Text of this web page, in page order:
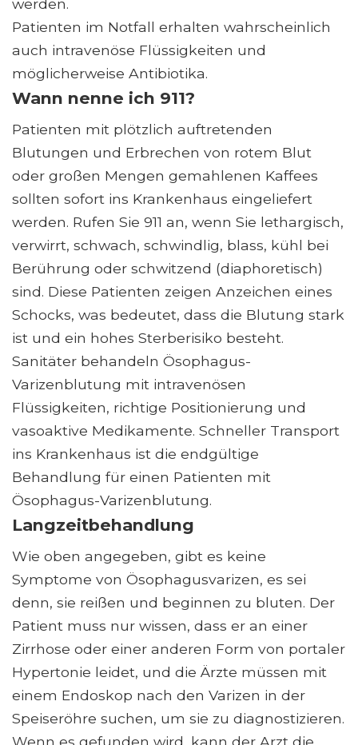
werden.
Patienten im Notfall erhalten wahrscheinlich
auch intravenöse Flüssigkeiten und
möglicherweise Antibiotika.
Wann nenne ich 911?
Patienten mit plötzlich auftretenden
Blutungen und Erbrechen von rotem Blut
oder großen Mengen gemahlenen Kaffees
sollten sofort ins Krankenhaus eingeliefert
werden. Rufen Sie 911 an, wenn Sie lethargisch,
verwirrt, schwach, schwindlig, blass, kühl bei
Berührung oder schwitzend (diaphoretisch)
sind. Diese Patienten zeigen Anzeichen eines
Schocks, was bedeutet, dass die Blutung stark
ist und ein hohes Sterberisiko besteht.
Sanitäter behandeln Ösophagus-
Varizenblutung mit intravenösen
Flüssigkeiten, richtige Positionierung und
vasoaktive Medikamente. Schneller Transport
ins Krankenhaus ist die endgültige
Behandlung für einen Patienten mit
Ösophagus-Varizenblutung.
Langzeitbehandlung
Wie oben angegeben, gibt es keine
Symptome von Ösophagusvarizen, es sei
denn, sie reißen und beginnen zu bluten. Der
Patient muss nur wissen, dass er an einer
Zirrhose oder einer anderen Form von portaler
Hypertonie leidet, und die Ärzte müssen mit
einem Endoskop nach den Varizen in der
Speiseröhre suchen, um sie zu diagnostizieren.